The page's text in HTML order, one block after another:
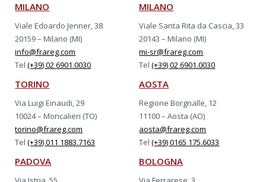
MILANO
Viale Edoardo Jenner, 38
20159 – Milano (MI)
info@frareg.com
Tel(+39) 02 6901.0030
MILANO
Viale Santa Rita da Cascia, 33
20143 – Milano (MI)
mi-sr@frareg.com
Tel(+39) 02 6901.0030
TORINO
Via Luigi Einaudi, 29
10024 – Moncalieri (TO)
torino@frareg.com
Tel(+39) 011 1883.7163
AOSTA
Regione Borgnalle, 12
11100 – Aosta (AO)
aosta@frareg.com
Tel(+39) 0165 175.6033
PADOVA BOLOGNA